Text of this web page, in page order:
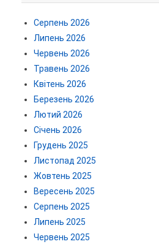
Серпень 2026
Липень 2026
Червень 2026
Травень 2026
Квітень 2026
Березень 2026
Лютий 2026
Січень 2026
Грудень 2025
Листопад 2025
Жовтень 2025
Вересень 2025
Серпень 2025
Липень 2025
Червень 2025